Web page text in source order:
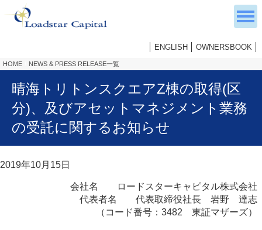
ENGLISH OWNERSBOOK
HOME NEWS & PRESS RELEASE一覧
晴海トリトンスクエアZ棟の取得(区
分)、及びアセットマネジメント業務
の受託に関するお知らせ
2019年10月15日
会社名 ロードスターキャピタル株式会社
代表者名 代表取締役社長 岩野 達志
（コード番号：3482 東証マザーズ）